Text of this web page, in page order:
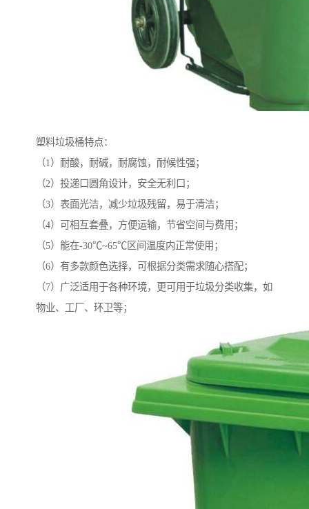
塑料垃圾桶特点：
（1）耐酸，耐碱，耐腐蚀，耐候性强；
（2）投递口圆角设计，安全无利口；
（3）表面光洁，减少垃圾残留，易于清洁；
（4）可相互套叠，方便运输，节省空间与费用；
（5）能在-30℃~65℃区间温度内正常使用；
（6）有多款颜色选择，可根据分类需求随心搭配；
（7）广泛适用于各种环境，更可用于垃圾分类收集，如
物业、工厂、环卫等；